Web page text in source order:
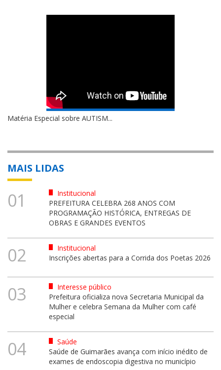
Matéria Especial sobre AUTISM...
MAIS LIDAS
01
Institucional
PREFEITURA CELEBRA 268 ANOS COM
PROGRAMAÇÃO HISTÓRICA, ENTREGAS DE
OBRAS E GRANDES EVENTOS
02
Institucional
Inscrições abertas para a Corrida dos Poetas 2026
03
Interesse público
Prefeitura oficializa nova Secretaria Municipal da
Mulher e celebra Semana da Mulher com café
especial
04
Saúde
Saúde de Guimarães avança com início inédito de
exames de endoscopia digestiva no município